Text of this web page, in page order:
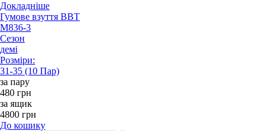
Докладніше
Гумове взуття BBT
M836-3
Сезон
демі
Розміри:
31-35 (10 Пар)
за пару
480 грн
за ящик
4800 грн
До кошику